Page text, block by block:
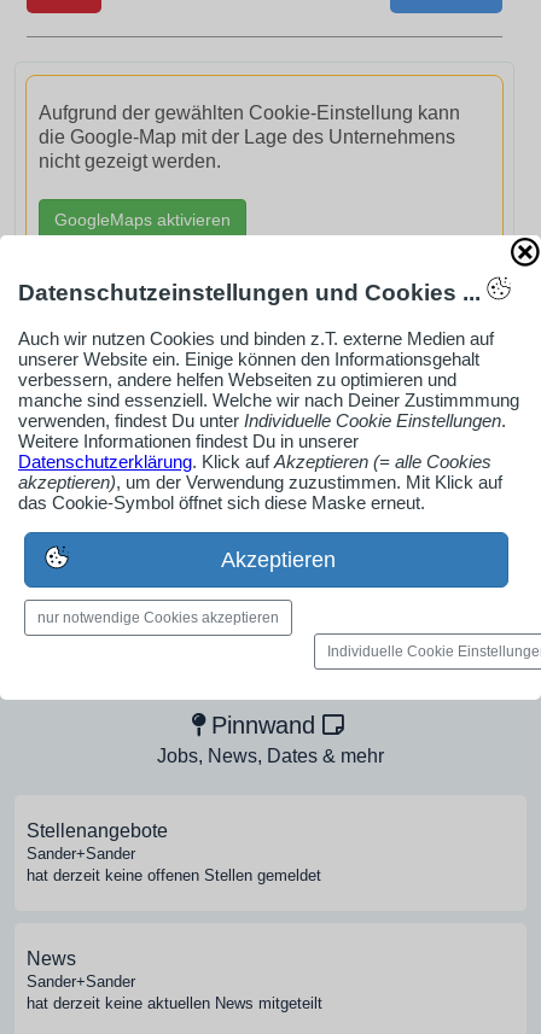
Aufgrund der gewählten Cookie-Einstellung kann
die Google-Map mit der Lage des Unternehmens
nicht gezeigt werden.
GoogleMaps aktivieren
AdSense smARTe inArticle-Anzeige aktivieren
Ob Solo-Selbsständiger, Handwerksbetrieb oder
Industrieunternehmen
Erstelle jetzt ein gratis Firmenprofil für dein Unternehmen:
jetzt registrieren
Medien-Galerie
Bilder, PDFs, Audio, Video
Pinnwand
Jobs, News, Dates & mehr
Stellenangebote
Sander+Sander
hat derzeit keine offenen Stellen gemeldet
News
Sander+Sander
hat derzeit keine aktuellen News mitgeteilt
Datenschutzeinstellungen und Cookies ...
Auch wir nutzen Cookies und binden z.T. externe Medien auf
unserer Website ein. Einige können den Informationsgehalt
verbessern, andere helfen Webseiten zu optimieren und
manche sind essenziell. Welche wir nach Deiner Zustimmmung
verwenden, findest Du unter Individuelle Cookie Einstellungen.
Weitere Informationen findest Du in unserer
Datenschutzerklärung. Klick aufAkzeptieren (= alle Cookies
akzeptieren), um der Verwendung zuzustimmen. Mit Klick auf
das Cookie-Symbol öffnet sich diese Maske erneut.
Akzeptieren
nur notwendige Cookies akzeptieren
Individuelle Cookie